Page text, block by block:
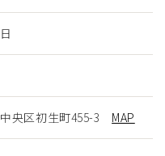
央区初生町455-3 MAP